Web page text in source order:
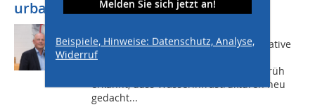
Melden Sie sich jetzt an!
Beispiele, Hinweise: Datenschutz, Analyse,
Widerruf
urbaner Räume!“
Starkregenereignisse erfordern innovative
Entwässerungslösungen für unsere
Infrastruktur. Bei ACO hat man sehr früh
erkannt, dass Wasserinfrastrukturen neu
gedacht...